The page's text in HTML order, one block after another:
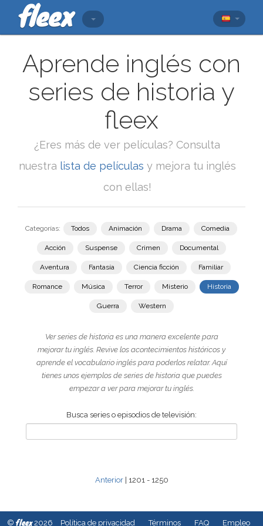
Aprende inglés con
series de historia y
fleex
¿Eres más de ver películas? Consulta
nuestra lista de películas y mejora tu inglés
con ellas!
Categorías: Todos Animación Drama Comedia
Acción Suspense Crimen Documental
Aventura Fantasía Ciencia ficción Familiar
Romance Música Terror Misterio Historia
Guerra Western
Ver series de historia es una manera excelente para
mejorar tu inglés. Revive los acontecimientos históricos y
aprende el vocabulario inglés para poderlos relatar. Aquí
tienes unos ejemplos de series de historia que puedes
empezar a ver para mejorar tu inglés.
Busca series o episodios de televisión:
Anterior| 1201 - 1250
© fleex2026 Política de privacidad Términos FAQ Empleo